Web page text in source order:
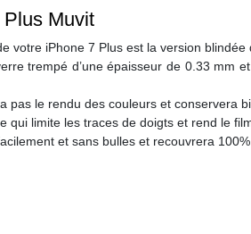
Muvit
votre iPhone 7 Plus est la version blindée
trempé d’une épaisseur de 0.33 mm
pas le rendu des couleurs et conservera
limite les traces de doigts et rend le
et sans bulles et recouvrera